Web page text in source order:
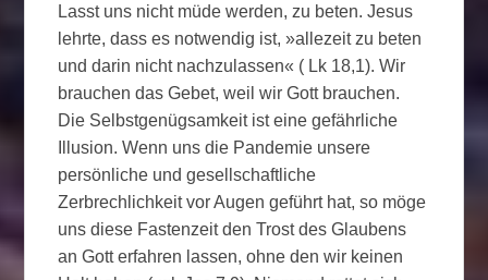
Lasst uns nicht müde werden, zu beten. Jesus
lehrte, dass es notwendig ist, »allezeit zu beten
und darin nicht nachzulassen« ( Lk 18,1). Wir
brauchen das Gebet, weil wir Gott brauchen.
Die Selbstgenügsamkeit ist eine gefährliche
Illusion. Wenn uns die Pandemie unsere
persönliche und gesellschaftliche
Zerbrechlichkeit vor Augen geführt hat, so möge
uns diese Fastenzeit den Trost des Glaubens
an Gott erfahren lassen, ohne den wir keinen